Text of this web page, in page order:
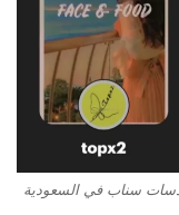
سناب في السعودية